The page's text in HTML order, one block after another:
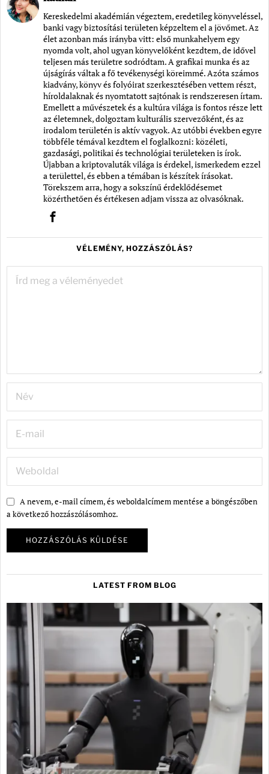
Kereskedelmi akadémián végeztem, eredetileg könyveléssel,
banki vagy biztosítási területen képzeltem el a jövőmet. Az
élet azonban más irányba vitt: első munkahelyem egy
nyomda volt, ahol ugyan könyvelőként kezdtem, de idővel
teljesen más területre sodródtam. A grafikai munka és az
újságírás váltak a fő tevékenységi köreimmé. Azóta számos
kiadvány, könyv és folyóirat szerkesztésében vettem részt,
híroldalaknak és nyomtatott sajtónak is rendszeresen írtam.
Emellett a művészetek és a kultúra világa is fontos része lett
az életemnek, dolgoztam kulturális szervezőként, és az
irodalom területén is aktív vagyok. Az utóbbi években egyre
többféle témával kezdtem el foglalkozni: közéleti,
gazdasági, politikai és technológiai területeken is írok.
Újabban a kriptovaluták világa is érdekel, ismerkedem ezzel
a területtel, és ebben a témában is készítek írásokat.
Törekszem arra, hogy a sokszínű érdeklődésemet
közérthetően és értékesen adjam vissza az olvasóknak.
VÉLEMÉNY, HOZZÁSZÓLÁS?
A nevem, e-mail címem, és weboldalcímem mentése a böngészőben
a következő hozzászólásomhoz.
LATEST FROM BLOG